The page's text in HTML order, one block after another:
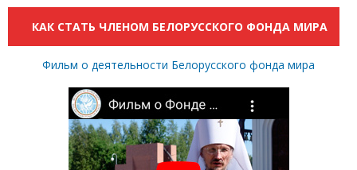
КАК СТАТЬ ЧЛЕНОМ БЕЛОРУССКОГО ФОНДА МИРА
Фильм о деятельности Белорусского фонда мира